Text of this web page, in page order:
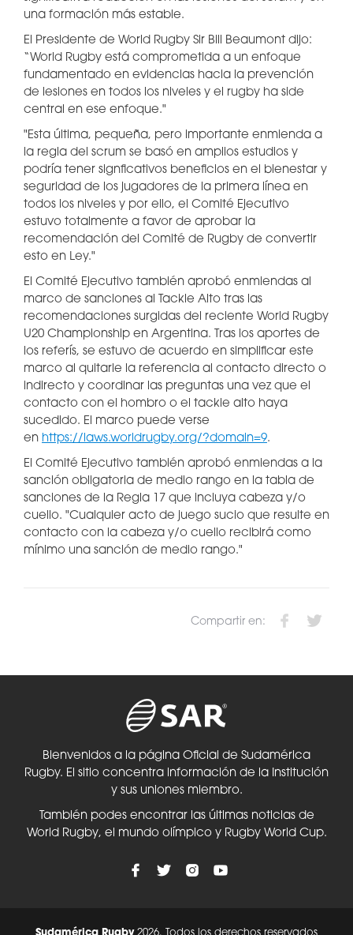
una formación más estable.
El Presidente de World Rugby Sir Bill Beaumont dijo:
“World Rugby está comprometida a un enfoque
fundamentado en evidencias hacia la prevención
de lesiones en todos los niveles y el rugby ha side
central en ese enfoque."
"Esta última, pequeña, pero importante enmienda a
la regla del scrum se basó en amplios estudios y
podría tener signficativos beneficios en el bienestar y
seguridad de los jugadores de la primera línea en
todos los niveles y por ello, el Comité Ejecutivo
estuvo totalmente a favor de aprobar la
recomendación del Comité de Rugby de convertir
esto en Ley."
El Comité Ejecutivo también aprobó enmiendas al
marco de sanciones al Tackle Alto tras las
recomendaciones surgidas del reciente World Rugby
U20 Championship en Argentina. Tras los aportes de
los referís, se estuvo de acuerdo en simplificar este
marco al quitarle la referencia al contacto directo o
indirecto y coordinar las preguntas una vez que el
contacto con el hombro o el tackle alto haya
sucedido. El marco puede verse
en https://laws.worldrugby.org/?domain=9.
El Comité Ejecutivo también aprobó enmiendas a la
sanción obligatoria de medio rango en la tabla de
sanciones de la Regla 17 que incluya cabeza y/o
cuello. "Cualquier acto de juego sucio que resulte en
contacto con la cabeza y/o cuello recibirá como
mínimo una sanción de medio rango."
Compartir en:
Bienvenidos a la página Oficial de Sudamérica
Rugby. El sitio concentra información de la Institución
y sus uniones miembro.
También podes encontrar las últimas noticias de
World Rugby, el mundo olímpico y Rugby World Cup.